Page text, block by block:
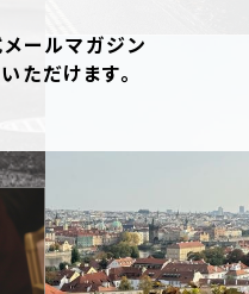
ールマガジン
ただけます。